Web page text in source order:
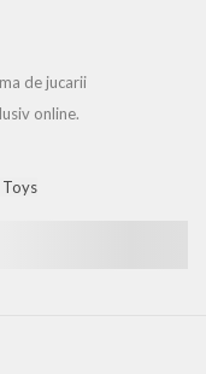
de jucarii
online.